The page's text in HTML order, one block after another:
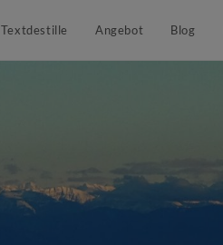
Textdestille Angebot Blog